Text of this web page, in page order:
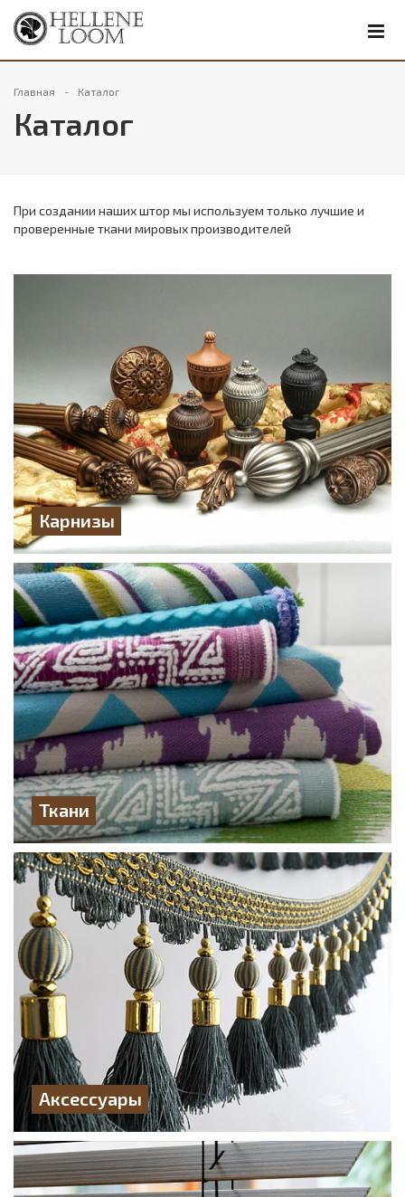
Главная Каталог
Каталог
При создании наших штор мы используем только лучшие и
проверенные ткани мировых производителей
Карнизы
Ткани
Аксессуары